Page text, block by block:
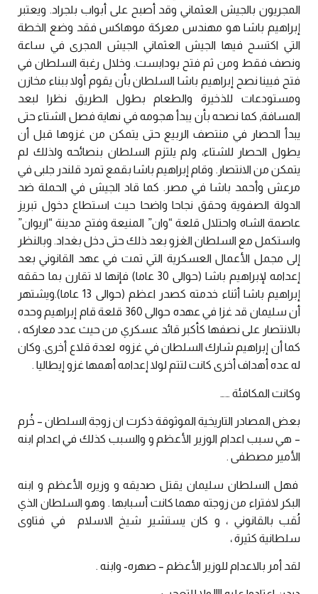
المجريون بالجيش العثماني وقد أصبح على أبواب بلجراد. ويعتبر
إبراهيم باشا هو مهندس معركة موهاكس فقد وضع الخطة
التي اكتسح فيها الجيش العثماني الجيش المجرى في ساعة
ونصف فقط ومن ثم فتح بودابست. وخلال رغبة السلطان في
فتح فيينا نصح إبراهيم باشا السلطان بأن يقوم أولا ببناء مخازن
ومستودعات للذخيرة والطعام بطول الطريق نظرا لبعد
المسافة, كما نصحه بأن يبدأ هجومه في نهاية فصل الشتاء حتى
يبدأ الحصار في منتصف الربيع حتى يتمكن من غزوها قبل أن
يطول الحصار للشتاء، ولم يلتزم السلطان بنصائحه ولذلك لم
يتمكن من الانتصار. وقام إبراهيم باشا بقمع تمرد قلندر جلبى في
مرعش وأحمد باشا في مصر. كما قاد الجيش في الحملة ضد
الدولة الصفوية وحقق نجاحا واضحا حيث استطاع دخول تبريز
عاصمة الشاه واحتلال قلعة “وان” المنيعة وفتح مدينة “اريوان”
واستكمل مع السلطان الغزو بعد ذلك حتى دخل بغداد. وبالنظر
إلى مجمل الأعمال العسكرية التي تمت في عهد القانوني بعد
إعدامه لإبراهيم باشا (حوالى 30 عاما) فإنها لا تقارن بما حققه
إبراهيم باشا أثناء خدمته كصدر اعظم (حوالى 13 عاما).ويشتهر
أن سليمان قد غزا في عهده حوالى 360 قلعة قام إبراهيم وحده
بالانتصار على نصفها كأكبر قائد عسكري من حيث عدد معاركه ،
كما أن إبراهيم شارك السلطان في غزوه لعدة قلاع أخرى. وكان
له عده أهداف أخرى كانت لتتم لولا إعدامه أهمها غزو إيطاليا .
وكانت المكافئة ……
بعض المصادر التاريخية الموثوقة ذكرت ان زوجة السلطان – خُرم
– هي سبب اعدام الوزير الأعظم و والسبب كذلك في اعدام ابنه
الأمير مصطفى .
فهل السلطان سليمان يقتل صديقه و وزيره الأعظم و ابنه
البكر لافتراء من زوجته مهما كانت أسبابها . وهو السلطان الذي
لُقب بالقانوني ، و كان يستشير شيخ الاسلام في فتاوى
سلطانية كثيرة ،
لقد أمر بالاعدام للوزير الأعظم – صهره- وابنه .